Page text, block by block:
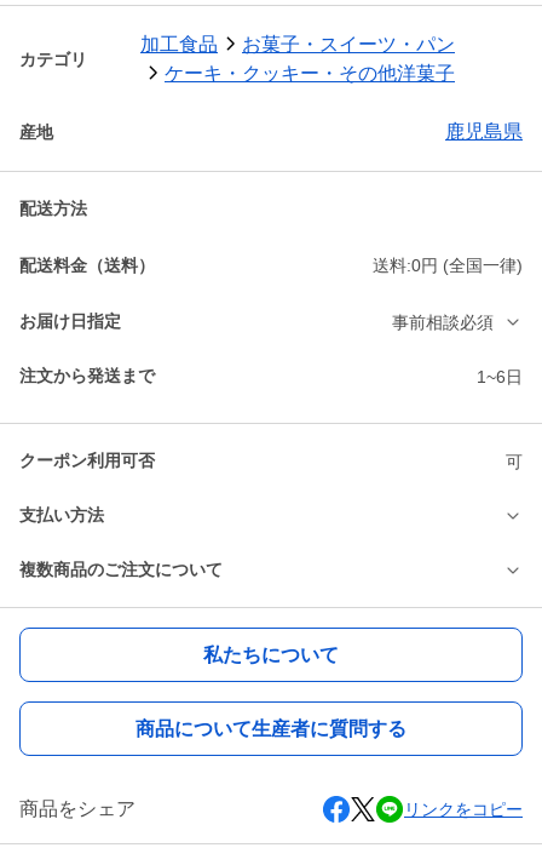
カテゴリ
加工食品
お菓子・スイーツ・パン
ケーキ・クッキー・その他洋菓子
産地 鹿児島県
配送方法
配送料金（送料） 送料:0円 (全国一律)
お届け日指定 事前相談必須
注文から発送まで 1~6日
クーポン利用可否 可
支払い方法
複数商品のご注文について
私たちについて
商品について生産者に質問する
商品をシェア リンクをコピー